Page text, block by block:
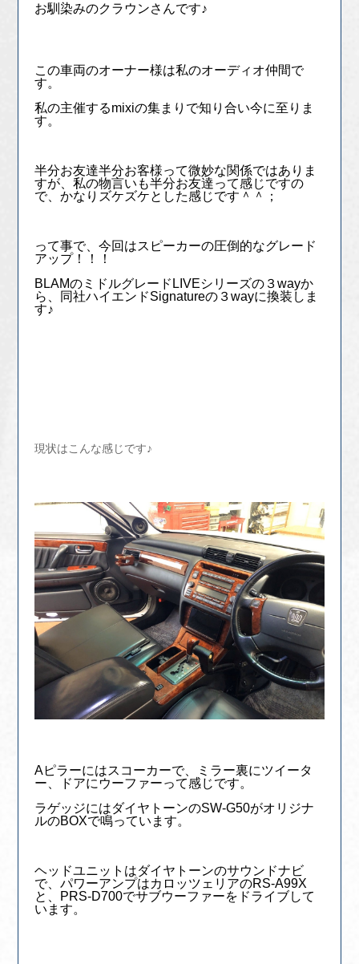
お馴染みのクラウンさんです♪
この車両のオーナー様は私のオーディオ仲間で
す。
私の主催するmixiの集まりで知り合い今に至りま
す。
半分お友達半分お客様って微妙な関係ではありま
すが、私の物言いも半分お友達って感じですの
で、かなりズケズケとした感じです＾＾；
って事で、今回はスピーカーの圧倒的なグレード
アップ！！！
BLAMのミドルグレードLIVEシリーズの３wayか
ら、同社ハイエンドSignatureの３wayに換装しま
す♪
現状はこんな感じです♪
Aピラーにはスコーカーで、ミラー裏にツイータ
ー、ドアにウーファーって感じです。
ラゲッジにはダイヤトーンのSW-G50がオリジナ
ルのBOXで鳴っています。
ヘッドユニットはダイヤトーンのサウンドナビ
で、パワーアンプはカロッツェリアのRS-A99X
と、PRS-D700でサブウーファーをドライブして
います。